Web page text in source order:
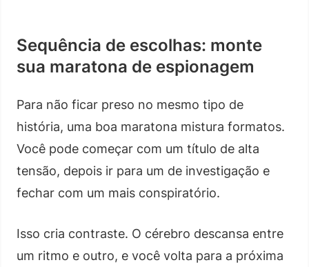
Sequência de escolhas: monte
sua maratona de espionagem
Para não ficar preso no mesmo tipo de
história, uma boa maratona mistura formatos.
Você pode começar com um título de alta
tensão, depois ir para um de investigação e
fechar com um mais conspiratório.
Isso cria contraste. O cérebro descansa entre
um ritmo e outro, e você volta para a próxima